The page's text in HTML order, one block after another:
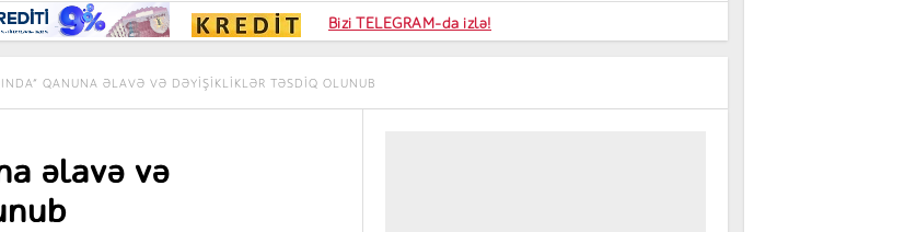
Kart sifarişi
Bizi TELEGRAM-da izlə!
QANUNA ƏLAVƏ VƏ DƏYIŞIKLIKLƏR TƏSDIQ OLUNUB
əlavə və